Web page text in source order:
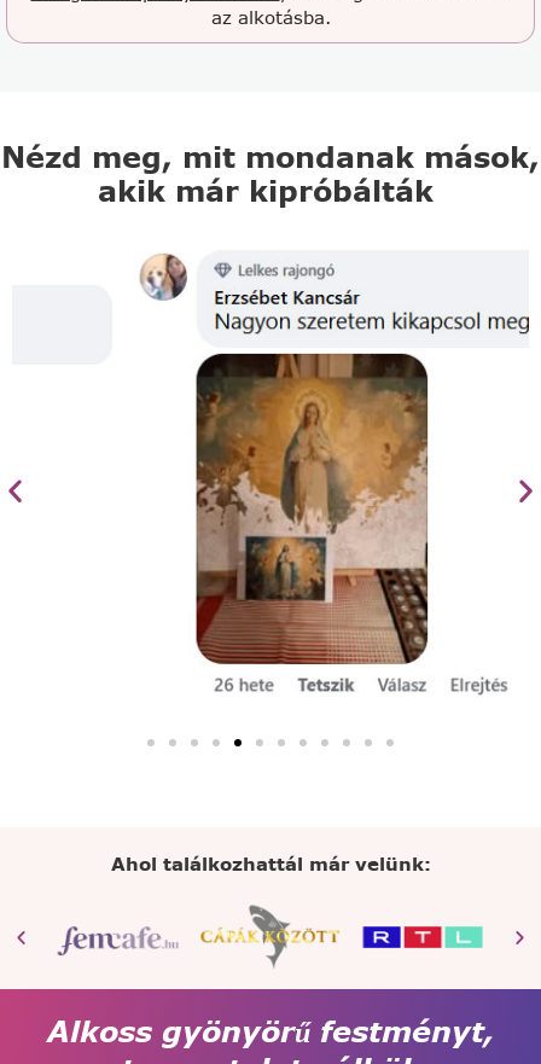
az alkotásba.
Nézd meg, mit mondanak mások,
akik már kipróbálták
Ahol találkozhattál már velünk:
Alkoss gyönyörű festményt,